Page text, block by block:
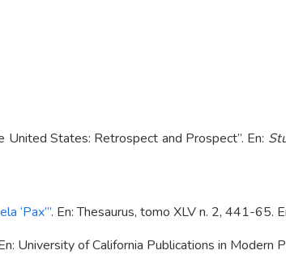
States: Retrospect and Prospect”. En:
‘Pax’”. En: Thesaurus, tomo XLV n. 2, 441-65.
University of California Publications in Modern